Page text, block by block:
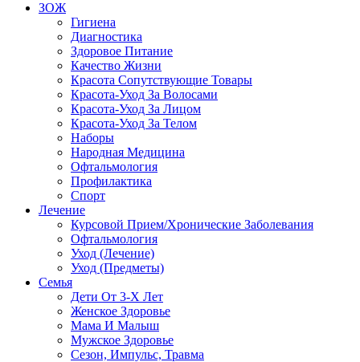
ЗОЖ
Гигиена
Диагностика
Здоровое Питание
Качество Жизни
Красота Сопутствующие Товары
Красота-Уход За Волосами
Красота-Уход За Лицом
Красота-Уход За Телом
Наборы
Народная Медицина
Офтальмология
Профилактика
Спорт
Лечение
Курсовой Прием/Хронические Заболевания
Офтальмология
Уход (Лечение)
Уход (Предметы)
Семья
Дети От 3-Х Лет
Женское Здоровье
Мама И Малыш
Мужское Здоровье
Сезон, Импульс, Травма